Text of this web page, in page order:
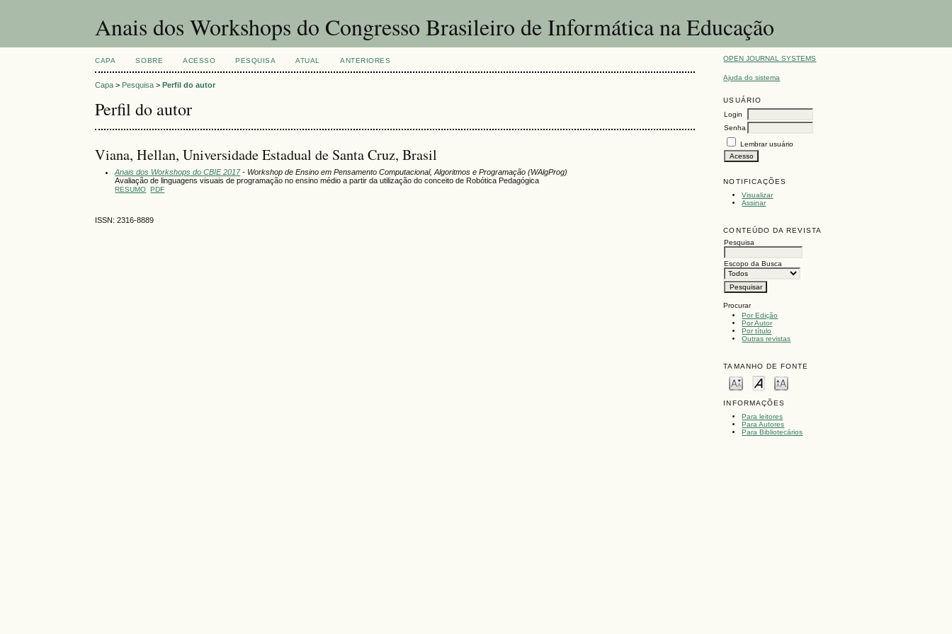
Anais dos Workshops do Congresso Brasileiro de Informática na Educação
OPEN JOURNAL SYSTEMS
Ajuda do sistema
USUÁRIO
Login
Senha
Lembrar usuário
NOTIFICAÇÕES
Visualizar
Assinar
CONTEÚDO DA REVISTA
Pesquisa
Escopo da Busca
Procurar
Por Edição
Por Autor
Por título
Outras revistas
TAMANHO DE FONTE
INFORMAÇÕES
Para leitores
Para Autores
Para Bibliotecários
CAPA SOBRE ACESSO PESQUISA ATUAL ANTERIORES
Capa > Pesquisa >Perfil do autor
Perfil do autor
Viana, Hellan, Universidade Estadual de Santa Cruz, Brasil
Anais dos Workshops do CBIE 2017- Workshop de Ensino em Pensamento Computacional, Algoritmos e Programação (WAlgProg)
Avaliação de linguagens visuais de programação no ensino médio a partir da utilização do conceito de Robótica Pedagógica
RESUMO PDF
ISSN: 2316-8889